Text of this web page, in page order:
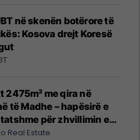
në skenën botërore të
Kosova drejt Koresë
2475m² me qira në
të Madhe – hapësirë e
për zhvillimin e
#16068
Real Estate